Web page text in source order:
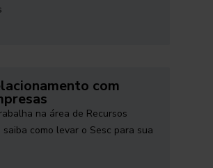
com
na área de Recursos
saiba como levar o Sesc para sua